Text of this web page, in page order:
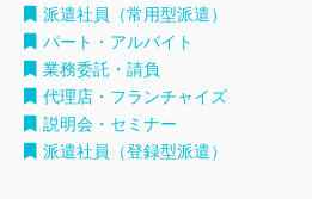
派遣社員（常用型派遣）
パート・アルバイト
業務委託・請負
代理店・フランチャイズ
説明会・セミナー
派遣社員（登録型派遣）